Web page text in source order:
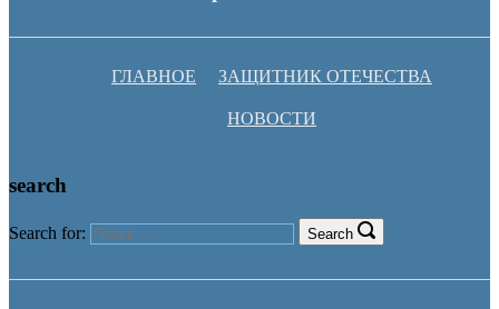
ГЛАВНОЕ ЗАЩИТНИК ОТЕЧЕСТВА
НОВОСТИ
search
Search for: Search